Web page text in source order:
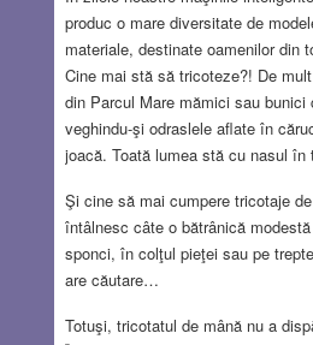
produc o mare diversitate de
materiale, destinate oamenilor din
Cine mai stă să tricoteze?! De
din Parcul Mare mămici sau bunici
veghindu-şi odraslele aflate în
joacă. Toată lumea stă cu nasul
Şi cine să mai cumpere tricotaje
întâlnesc câte o bătrânică
sponci, în colţul pieţei sau pe
are căutare…
Totuşi, tricotatul de mână nu a